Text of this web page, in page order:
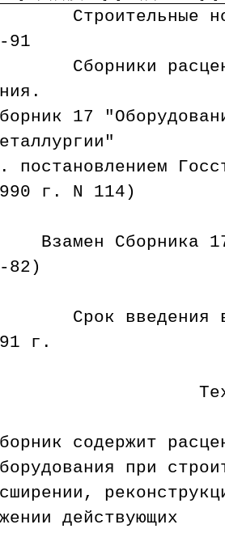
нормы
91
расценок
17 "Оборудование
г. N 114)
Сборника 17
82)
в
г.
содержит
при
действующих